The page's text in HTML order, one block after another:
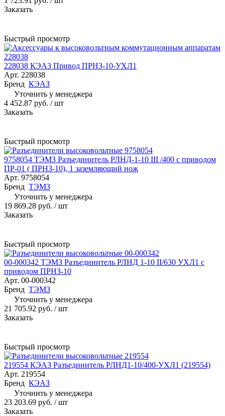
Заказать
Быстрый просмотр
228038 КЭАЗ Привод ПРНЗ-10-УХЛ1
Арт. 228038
Бренд КЭАЗ
Уточнить у менеджера
4 452.87 руб. / шт
Заказать
Быстрый просмотр
9758054 ТЭМЗ Разъединитель РЛНД-1-10 III /400 с приводом
ПР-01 ( ПРНЗ-10), 1 заземляющий нож
Арт. 9758054
Бренд ТЭМЗ
Уточнить у менеджера
19 869.28 руб. / шт
Заказать
Быстрый просмотр
00-000342 ТЭМЗ Разъединитель РЛНД 1-10 II/630 УХЛ1 с
приводом ПРНЗ-10
Арт. 00-000342
Бренд ТЭМЗ
Уточнить у менеджера
21 705.92 руб. / шт
Заказать
Быстрый просмотр
219554 КЭАЗ Разъединитель РЛНД1-10/400-УХЛ1 (219554)
Арт. 219554
Бренд КЭАЗ
Уточнить у менеджера
23 203.69 руб. / шт
Заказать